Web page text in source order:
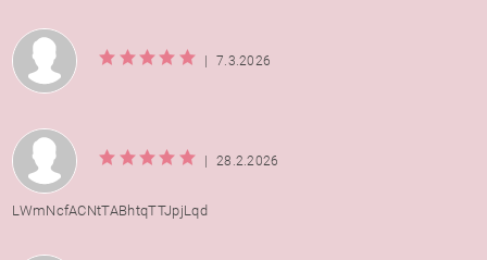
| 7.3.2026
| 28.2.2026
LWmNcfACNtTABhtqTTJpjLqd